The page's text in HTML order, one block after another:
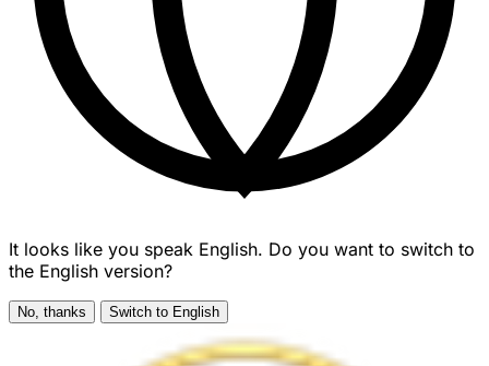
It looks like you speak English. Do you want to switch to
the English version?
No, thanks Switch to English